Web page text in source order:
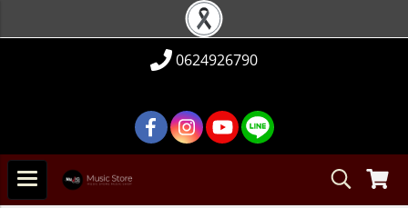
0624926790